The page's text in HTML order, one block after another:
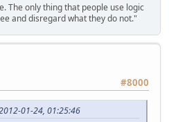
The only thing that people use logic
and disregard what they do not."
#8000
01-24, 01:25:46